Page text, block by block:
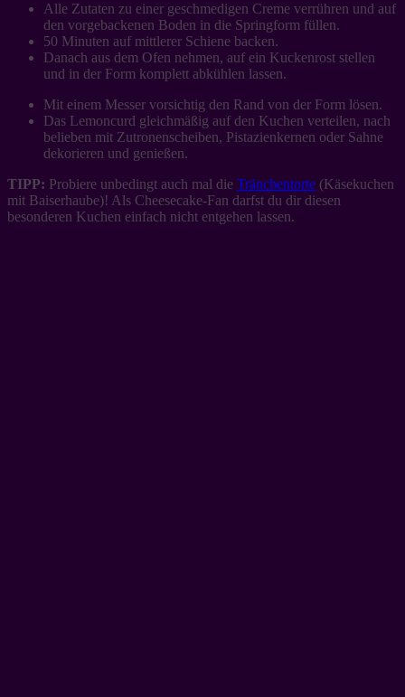
Alle Zutaten zu einer geschmedigen Creme verrühren und auf
den vorgebackenen Boden in die Springform füllen.
50 Minuten auf mittlerer Schiene backen.
Danach aus dem Ofen nehmen, auf ein Kuckenrost stellen
und in der Form komplett abkühlen lassen.
Mit einem Messer vorsichtig den Rand von der Form lösen.
Das Lemoncurd gleichmäßig auf den Kuchen verteilen, nach
belieben mit Zutronenscheiben, Pistazienkernen oder Sahne
dekorieren und genießen.
TIPP: Probiere unbedingt auch mal die Tränchentorte (Käsekuchen
mit Baiserhaube)! Als Cheesecake-Fan darfst du dir diesen
besonderen Kuchen einfach nicht entgehen lassen.